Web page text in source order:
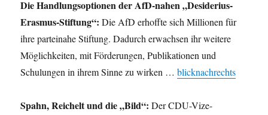
Die Handlungsoptionen der AfD-nahen „Desiderius-
Erasmus-Stiftung“: Die AfD erhoffte sich Millionen für
ihre parteinahe Stiftung. Dadurch erwachsen ihr weitere
Möglichkeiten, mit Förderungen, Publikationen und
Schulungen in ihrem Sinne zu wirken …blicknachrechts
Spahn, Reichelt und die „Bild“: Der CDU-Vize-